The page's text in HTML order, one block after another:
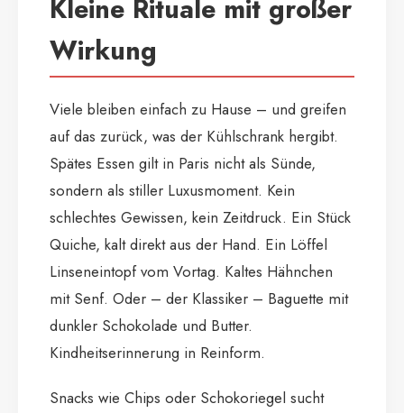
Kleine Rituale mit großer
Wirkung
Viele bleiben einfach zu Hause – und greifen
auf das zurück, was der Kühlschrank hergibt.
Spätes Essen gilt in Paris nicht als Sünde,
sondern als stiller Luxusmoment. Kein
schlechtes Gewissen, kein Zeitdruck. Ein Stück
Quiche, kalt direkt aus der Hand. Ein Löffel
Linseneintopf vom Vortag. Kaltes Hähnchen
mit Senf. Oder – der Klassiker – Baguette mit
dunkler Schokolade und Butter.
Kindheitserinnerung in Reinform.
Snacks wie Chips oder Schokoriegel sucht